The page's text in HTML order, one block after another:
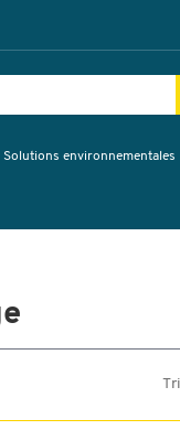
Solutions environnementales